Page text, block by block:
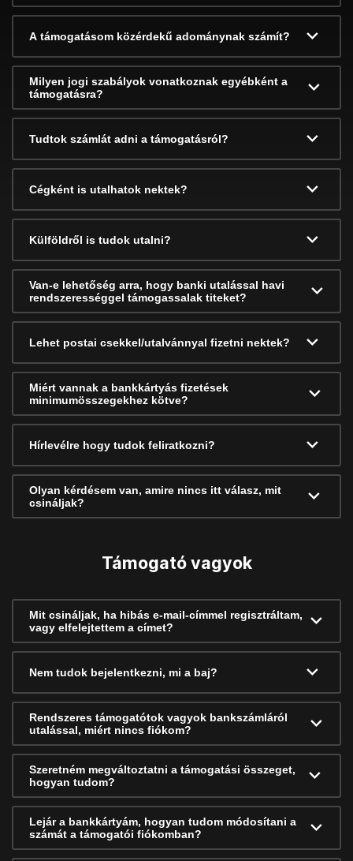
A támogatásom közérdekű adománynak számít?
Milyen jogi szabályok vonatkoznak egyébként a
támogatásra?
Tudtok számlát adni a támogatásról?
Cégként is utalhatok nektek?
Külföldről is tudok utalni?
Van-e lehetőség arra, hogy banki utalással havi
rendszerességgel támogassalak titeket?
Lehet postai csekkel/utalvánnyal fizetni nektek?
Miért vannak a bankkártyás fizetések
minimumösszegekhez kötve?
Hírlevélre hogy tudok feliratkozni?
Olyan kérdésem van, amire nincs itt válasz, mit
csináljak?
Támogató vagyok
Mit csináljak, ha hibás e-mail-címmel regisztráltam,
vagy elfelejtettem a címet?
Nem tudok bejelentkezni, mi a baj?
Rendszeres támogatótok vagyok bankszámláról
utalással, miért nincs fiókom?
Szeretném megváltoztatni a támogatási összeget,
hogyan tudom?
Lejár a bankkártyám, hogyan tudom módosítani a
számát a támogatói fiókomban?